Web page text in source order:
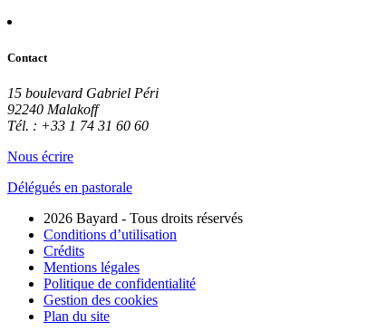
Contact
15 boulevard Gabriel Péri
92240 Malakoff
Tél. : +33 1 74 31 60 60
Nous écrire
Délégués en pastorale
2026 Bayard - Tous droits réservés
Conditions d’utilisation
Crédits
Mentions légales
Politique de confidentialité
Gestion des cookies
Plan du site